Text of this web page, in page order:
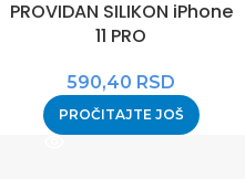
PROVIDAN SILIKON iPhone
11 PRO
590,40 RSD
PROČITAJTE JOŠ